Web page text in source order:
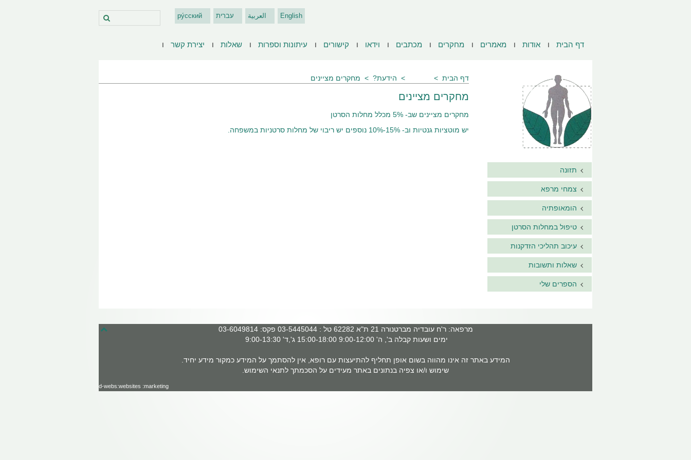
English العربية עברית ру́сский
דף הבית אודות מאמרים מחקרים מכתבים וידאו קישורים עיתונות וספרות שאלות יצירת קשר
דף הבית הידעת? מחקרים מציינים
מחקרים מציינים
מחקרים מציינים שב- 5% מכלל מחלות הסרטן
יש מוטציות גנטיות וב- 15%-10% נוספים יש ריבוי של מחלות סרטניות במשפחה.
תזונה
צמחי מרפא
הומאופתיה
טיפול במחלות הסרטן
עיכוב תהליכי הזדקנות
שאלות ותשובות
הספרים שלי
מרפאה: ר'ח עובדיה מברטנורה 21 ת"א 62282 טל : 03-5445044 פקס: 03-6049814
ימים ושעות קבלה ב', ה' 9:00-12:00 15:00-18:00 ג',ד' 9:00-13:30
המידע באתר זה אינו מהווה בשום אופן תחליף להתיעצות עם רופא, אין להסתמך על המידע כמקור מידע יחיד.
שימוש ו/או צפיה בנתונים באתר מעידים על הסכמתך לתנאי השימוש.
d-webs:websites :marketing